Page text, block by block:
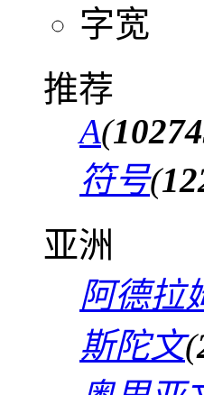
字宽
推荐
A(
符号(
亚洲
阿德拉
斯陀文(